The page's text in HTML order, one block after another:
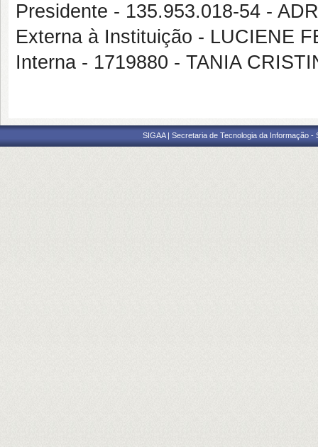
Presidente - 135.953.018-54 -
Externa à Instituição - LUCIENE
Interna - 1719880 - TANIA
SIGAA | Secretaria de Tecnologia da Informação